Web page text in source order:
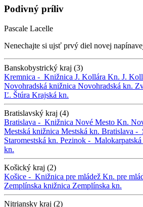
Podivný príliv
Pascale Lacelle
Nenechajte si ujsť prvý diel novej
Banskobystrický kraj (3)
Kremnica - Knižnica J. Kollára Kn. J.
Novohradská knižnica Novohradská kn.
Ľ. Štúra Krajská kn.
Bratislavský kraj (4)
Bratislava - Knižnica Nové Mesto Kn.
Mestská knižnica Mestská kn. Bratislava -
Staromestská kn. Pezinok -
kn.
Košický kraj (2)
Košice - Knižnica pre mládež Kn. pre
Zemplínska knižnica Zemplínska kn.
Nitriansky kraj (2)